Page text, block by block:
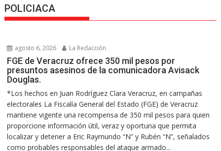
POLICIACA
agosto 6, 2026 La Redacción
FGE de Veracruz ofrece 350 mil pesos por
presuntos asesinos de la comunicadora Avisack
Douglas.
*Los hechos en Juan Rodríguez Clara Veracruz, en campañas
electorales La Fiscalía General del Estado (FGE) de Veracruz
mantiene vigente una recompensa de 350 mil pesos para quien
proporcione información útil, veraz y oportuna que permita
localizar y detener a Eric Raymundo “N” y Rubén “N”, señalados
como probables responsables del ataque armado...